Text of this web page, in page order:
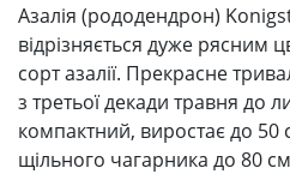
Азалія (рододендрон)
відрізняється дуже рясним
сорт азалії. Прекрасне
з третьої декади травня до
компактний, виростає до 50
щільного чагарника до 80